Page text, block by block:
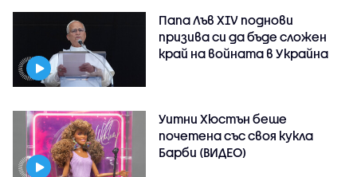
Папа Лъв XIV поднови
призива си да бъде сложен
край на войната в Украйна
Уитни Хюстън беше
почетена със своя кукла
Барби (ВИДЕО)